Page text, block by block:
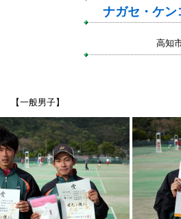
ナガセ・ケン
高知
【一般男子】